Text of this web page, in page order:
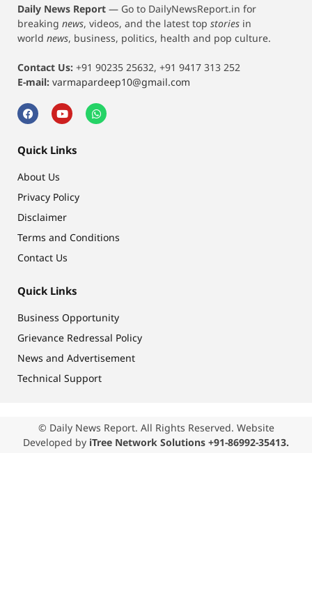
Daily News Report — Go to DailyNewsReport.in for
breaking news, videos, and the latest top stories in
world news, business, politics, health and pop culture.
Contact Us: +91 90235 25632, +91 9417 313 252
E-mail: varmapardeep10@gmail.com
Quick Links
About Us
Privacy Policy
Disclaimer
Terms and Conditions
Contact Us
Quick Links
Business Opportunity
Grievance Redressal Policy
News and Advertisement
Technical Support
© Daily News Report. All Rights Reserved. Website
Developed by iTree Network Solutions +91-86992-35413.